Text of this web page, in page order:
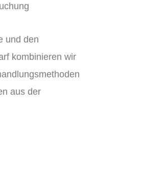
und den
kombinieren wir
aus der